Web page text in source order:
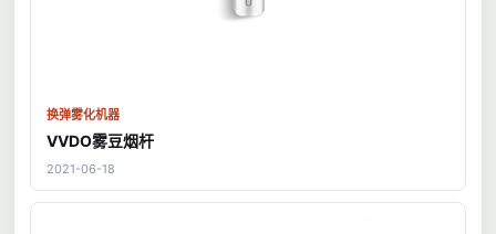
换弹雾化机器
VVDO雾豆烟杆
2021-06-18